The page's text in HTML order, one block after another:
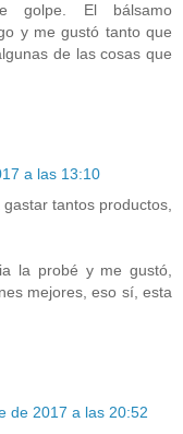
golpe. El bálsamo
y me gustó tanto que
de las cosas que
a las 13:10
tantos productos,
la probé y me gustó,
mejores, eso sí, esta
de 2017 a las 20:52